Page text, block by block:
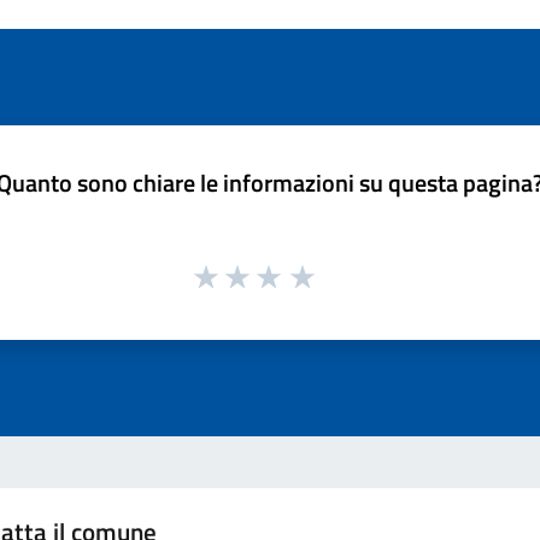
sono chiare le informazioni su questa
il comune